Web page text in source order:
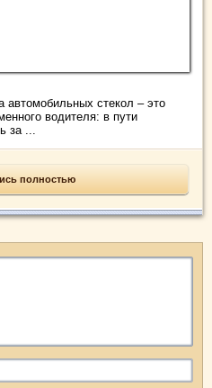
автомобильных стекол – это
водителя: в пути
за ...
полностью